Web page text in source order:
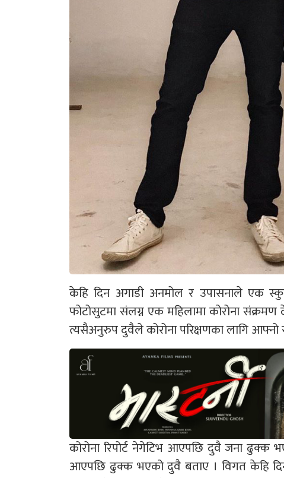
केहि दिन अगाडी अनमोल र उपासनाले एक
फोटोसुटमा संलग्न एक महिलामा कोरोना संक्रमण
त्यसैअनुरुप दुवैले कोरोना परिक्षणका लागि आफ्नो
कोरोना रिपोर्ट नेगेटिभ आएपछि दुवै जना ढुक्क
आएपछि ढुक्क भएको दुवै बताए । विगत केहि